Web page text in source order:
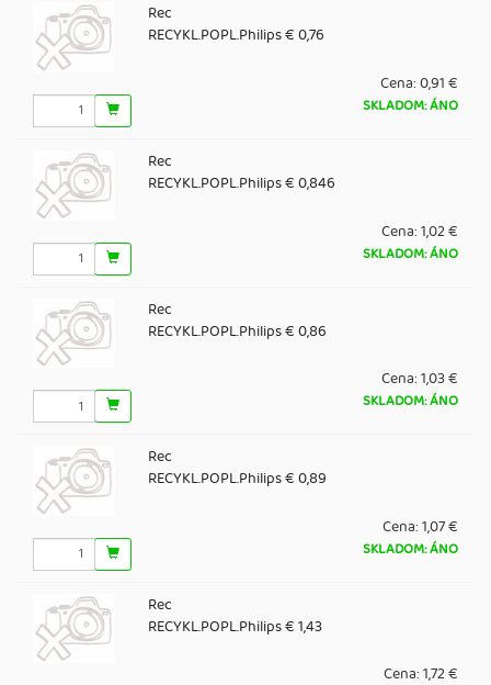
Rec
RECYKL.POPL.Philips € 0,76
Cena:0,91 €
SKLADOM: ÁNO
Rec
RECYKL.POPL.Philips € 0,846
Cena:1,02 €
SKLADOM: ÁNO
Rec
RECYKL.POPL.Philips € 0,86
Cena:1,03 €
SKLADOM: ÁNO
Rec
RECYKL.POPL.Philips € 0,89
Cena:1,07 €
SKLADOM: ÁNO
Rec
RECYKL.POPL.Philips € 1,43
Cena:1,72 €